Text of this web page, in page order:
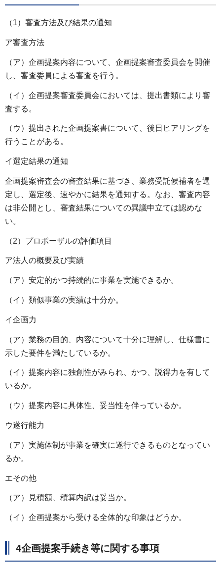
（1）審査方法及び結果の通知
ア審査方法
（ア）企画提案内容について、企画提案審査委員会を開催
し、審査委員による審査を行う。
（イ）企画提案審査委員会においては、提出書類により審
査する。
（ウ）提出された企画提案書について、後日ヒアリングを
行うことがある。
イ選定結果の通知
企画提案審査会の審査結果に基づき、業務受託候補者を選
定し、選定後、速やかに結果を通知する。なお、審査内容
は非公開とし、審査結果についての異議申立ては認めな
い。
（2）プロポーザルの評価項目
ア法人の概要及び実績
（ア）安定的かつ持続的に事業を実施できるか。
（イ）類似事業の実績は十分か。
イ企画力
（ア）業務の目的、内容について十分に理解し、仕様書に
示した要件を満たしているか。
（イ）提案内容に独創性がみられ、かつ、説得力を有して
いるか。
（ウ）提案内容に具体性、妥当性を伴っているか。
ウ遂行能力
（ア）実施体制が事業を確実に遂行できるものとなってい
るか。
エその他
（ア）見積額、積算内訳は妥当か。
（イ）企画提案から受ける全体的な印象はどうか。
4企画提案手続き等に関する事項